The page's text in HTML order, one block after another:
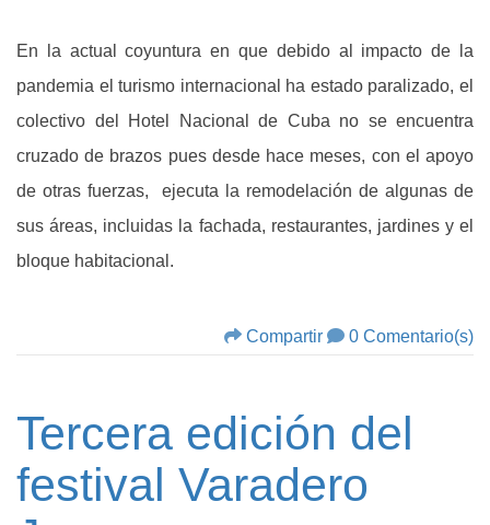
En la actual coyuntura en que debido al impacto de la
pandemia el turismo internacional ha estado paralizado, el
colectivo del Hotel Nacional de Cuba no se encuentra
cruzado de brazos pues desde hace meses, con el apoyo
de otras fuerzas, ejecuta la remodelación de algunas de
sus áreas, incluidas la fachada, restaurantes, jardines y el
bloque habitacional.
Compartir 0 Comentario(s)
Tercera edición del
festival Varadero